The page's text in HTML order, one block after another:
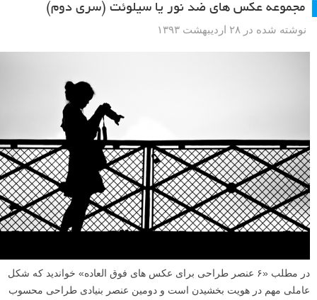
مجموعه عکس های ضد نور یا سیلوئت (سری دوم)
نوشته شده در ۲۸ اردیبهشت ۱۳۹۳
در مطلب «۶ عنصر طراحی برای عکس های فوق العاده» خواندید که شکل
عاملی مهم در هویت بخشیدن است و دومین عنصر بنیادی طراحی محسوب